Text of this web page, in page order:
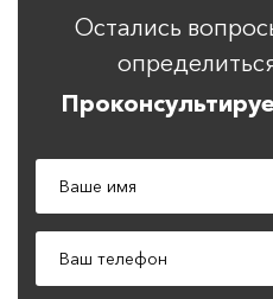
Остались